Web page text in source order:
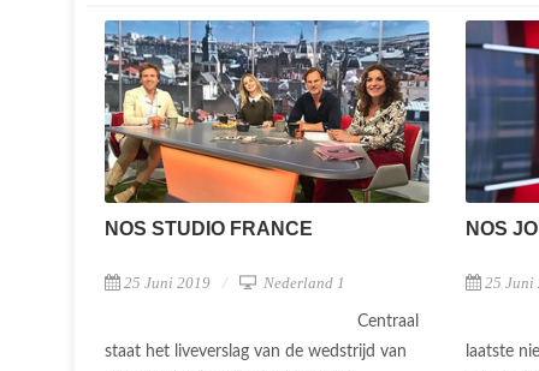
NOS STUDIO FRANCE
25 Juni 2019 Nederland 1
Centraal
staat het liveverslag van de wedstrijd van
NOS
25 Juni
laatste